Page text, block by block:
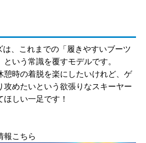
は、これまでの「履きやすいブーツ
いう常識を覆すモデルです。
憩時の着脱を楽にしたいけれど、ゲ
攻めたいという欲張りなスキーヤー
しい一足です！
報こちら